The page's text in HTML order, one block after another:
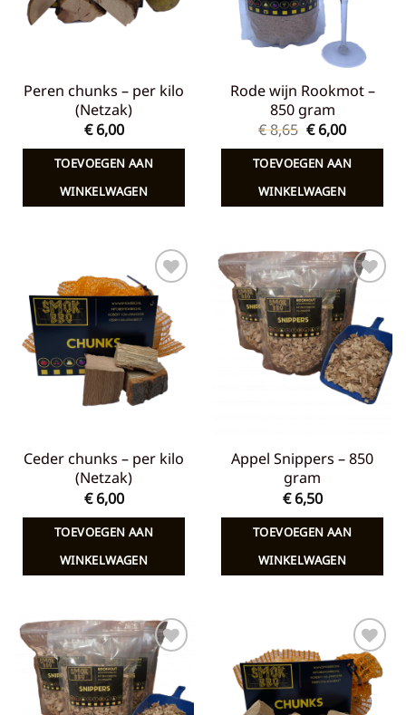
Peren chunks – per kilo
(Netzak)
€6,00
TOEVOEGEN AAN
WINKELWAGEN
Rode wijn Rookmot –
850 gram
€8,65
prijs
was:
€ 8,65.
€6,00Huidige
is:
€ 6,00.
TOEVOEGEN AAN
WINKELWAGEN
Toevoegen
aan
verlanglijst
Ceder chunks – per kilo
(Netzak)
€6,00
TOEVOEGEN AAN
WINKELWAGEN
Toevoegen
aan
verlanglijst
Appel Snippers – 850
gram
€6,50
TOEVOEGEN AAN
WINKELWAGEN
Toevoegen
aan
verlanglijst
Toevoegen
aan
verlanglijst